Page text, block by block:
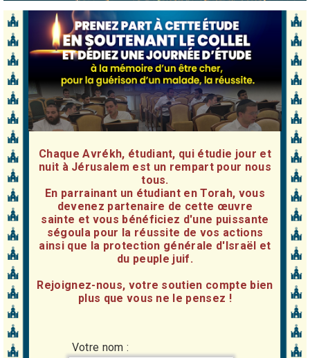
Chaque Avrékh, étudiant, qui étudie jour et
nuit à Jérusalem est un rempart pour nous
tous.
En parrainant un étudiant en Torah, vous
devenez partenaire de cette œuvre
sainte et vous bénéficiez d'une puissante
ségoula pour la réussite de vos actions
ainsi que la protection générale d'Israël et
du peuple juif.
Rejoignez-nous, votre soutien compte bien
plus que vous ne le pensez !
Votre nom :